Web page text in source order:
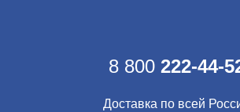
8 800 222-44-
Доставка по всей